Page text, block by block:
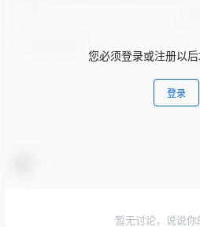
您必须登录或注册以
登录
暂无讨论，说说你